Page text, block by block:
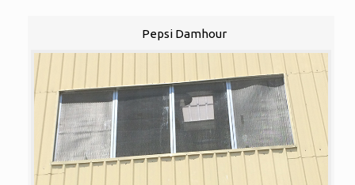
Pepsi Damhour